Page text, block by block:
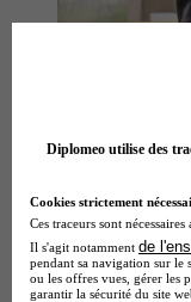
Efrei - Bordeaux
Diplomeo utilise des
Cookies strictement
Ces traceurs sont
Il s'agit notamment de
pendant sa navigation sur le
ou les offres vues, gérer les
garantir la sécurité du site